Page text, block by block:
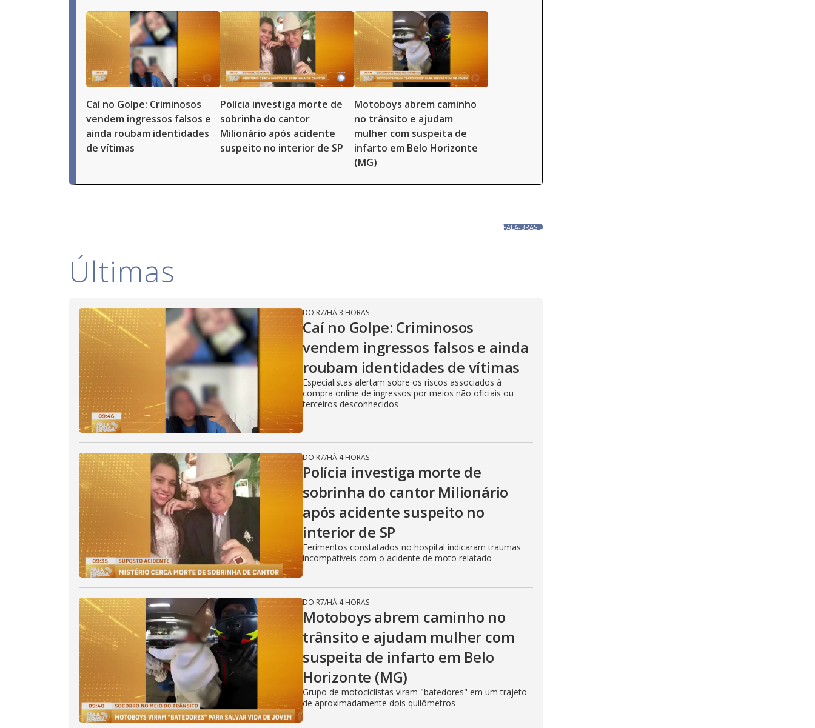
Caí no Golpe: Criminosos
vendem ingressos falsos e
ainda roubam identidades
de vítimas
Polícia investiga morte de
sobrinha do cantor
Milionário após acidente
suspeito no interior de SP
Motoboys abrem caminho
no trânsito e ajudam
mulher com suspeita de
infarto em Belo Horizonte
(MG)
FALA-BRASIL
Últimas
DO R7/HÁ 3 HORAS
Caí no Golpe: Criminosos
vendem ingressos falsos e ainda
roubam identidades de vítimas
Especialistas alertam sobre os riscos associados à
compra online de ingressos por meios não oficiais ou
terceiros desconhecidos
DO R7/HÁ 4 HORAS
Polícia investiga morte de
sobrinha do cantor Milionário
após acidente suspeito no
interior de SP
Ferimentos constatados no hospital indicaram traumas
incompatíveis com o acidente de moto relatado
DO R7/HÁ 4 HORAS
Motoboys abrem caminho no
trânsito e ajudam mulher com
suspeita de infarto em Belo
Horizonte (MG)
Grupo de motociclistas viram "batedores" em um trajeto
de aproximadamente dois quilômetros